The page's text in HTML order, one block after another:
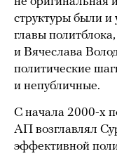
структуры были и
главы
и Вячеслава
политические
и непубличные.
С начала 2000-х
АП возглавлял
эффективной